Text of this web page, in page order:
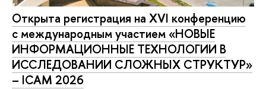
Открыта регистрация на XVI конференцию
с международным участием «НОВЫЕ
ИНФОРМАЦИОННЫЕ ТЕХНОЛОГИИ В
ИССЛЕДОВАНИИ СЛОЖНЫХ СТРУКТУР»
– ICAM 2026